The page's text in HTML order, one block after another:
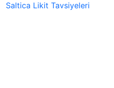
Saltica Likit Tavsiyeleri